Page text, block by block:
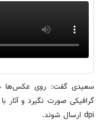
سعیدی گفت: روی عکس‌ها
dpi ارسال شوند.